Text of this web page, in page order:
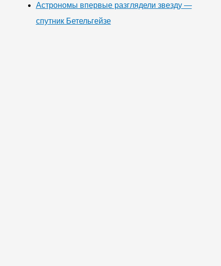
Астрономы впервые разглядели звезду —
спутник Бетельгейзе